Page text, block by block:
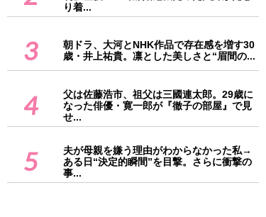
り着...
3
朝ドラ、大河とNHK作品で存在感を増す30
歳・井上祐貴。凛とした美しさと“眉間の...
4
父は佐藤浩市、祖父は三國連太郎。29歳に
なった俳優・寛一郎が『徹子の部屋』で見
せ...
5
夫が母親を嫌う理由がわからなかった私→
ある日“決定的瞬間”を目撃。さらに衝撃の
事...